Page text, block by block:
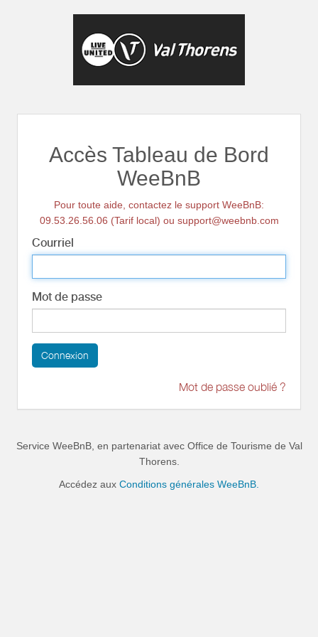
Accès Tableau de Bord
WeeBnB
Pour toute aide, contactez le support WeeBnB:
09.53.26.56.06 (Tarif local) ou support@weebnb.com
Courriel
Mot de passe
Connexion
Mot de passe oublié ?
Service WeeBnB, en partenariat avec Office de Tourisme de Val
Thorens.
Accédez aux Conditions générales WeeBnB.